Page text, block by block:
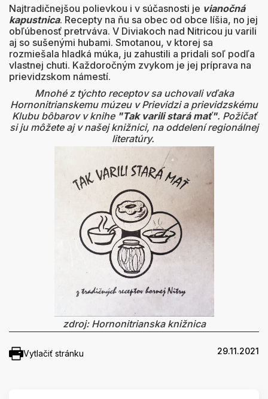
Najtradičnejšou polievkou i v súčasnosti je vianočná
kapustnica. Recepty na ňu sa obec od obce líšia, no jej
obľúbenosť pretrváva. V Diviakoch nad Nitricou ju varili
aj so sušenými hubami. Smotanou, v ktorej sa
rozmiešala hladká múka, ju zahustili a pridali soľ podľa
vlastnej chuti. Každoročným zvykom je jej príprava na
prievidzskom námestí.
Mnohé z týchto receptov sa uchovali vďaka
Hornonitrianskemu múzeu v Prievidzi a prievidzskému
Klubu bôbarov v knihe "Tak varili stará mať". Požičať
si ju môžete aj v našej knižnici, na oddelení regionálnej
literatúry.
zdroj: Hornonitrianska knižnica
Vytlačiť stránku 29.11.2021